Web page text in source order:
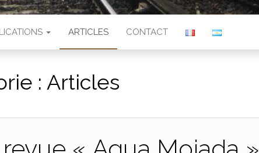
ARTICLES CONTACT
: Articles